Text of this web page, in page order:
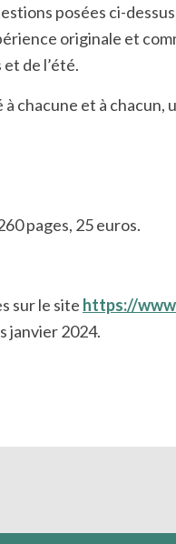
posées ci-
originale et
de l’été.
à chacune et à
pages, 25 euros.
sur le site https://
janvier 2024.